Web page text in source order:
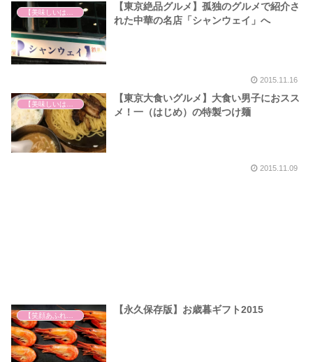
【美味しいは正義】
【東京絶品グルメ】孤独のグルメで紹介さ
れた中華の名店「シャンウェイ」へ
2015.11.16
【美味しいは正義】
【東京大食いグルメ】大食い男子におスス
メ！一（はじめ）の特製つけ麺
2015.11.09
【笑顔あふれる世の中を祈って】
【永久保存版】お歳暮ギフト2015